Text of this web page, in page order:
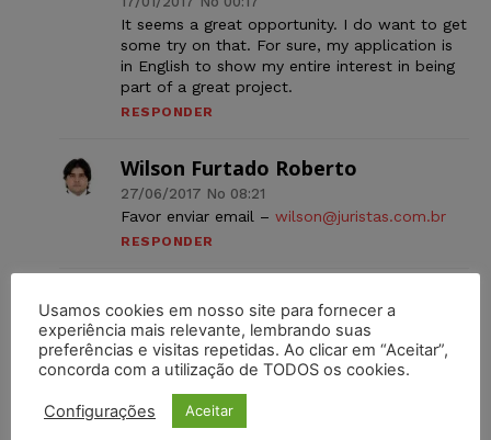
It seems a great opportunity. I do want to get
some try on that. For sure, my application is
in English to show my entire interest in being
part of a great project.
RESPONDER
Wilson Furtado Roberto
27/06/2017 No 08:21
Favor enviar email – wilson@juristas.com.br
RESPONDER
Izabella Romero 17/01/2017 No 11:23
Tenho interesse em atuar nos Estados Unidos,
especificamente, no Estado de
Massachussetts. Se puder me esclarecer qual
o procedimento, agradeço!
RESPONDER
Usamos cookies em nosso site para fornecer a
experiência mais relevante, lembrando suas
preferências e visitas repetidas. Ao clicar em “Aceitar”,
concorda com a utilização de TODOS os cookies.
Configurações Aceitar